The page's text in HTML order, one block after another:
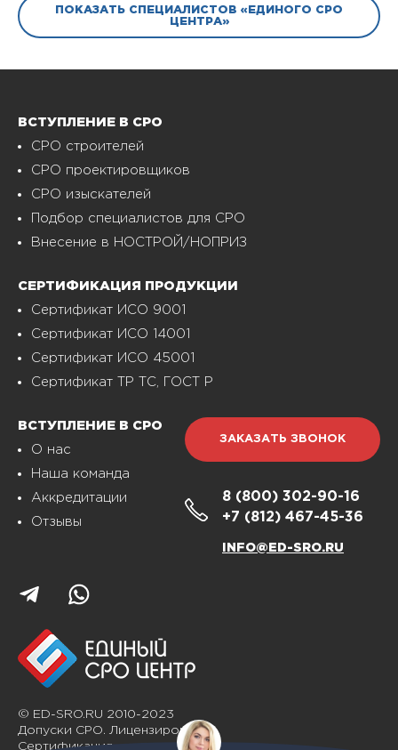
ПОКАЗАТЬ СПЕЦИАЛИСТОВ «ЕДИНОГО СРО
ЦЕНТРА»
ВСТУПЛЕНИЕ В СРО
СРО строителей
СРО проектировщиков
СРО изыскателей
Подбор специалистов для СРО
Внесение в НОСТРОЙ/НОПРИЗ
СЕРТИФИКАЦИЯ ПРОДУКЦИИ
Сертификат ИСО 9001
Сертификат ИСО 14001
Сертификат ИСО 45001
Сертификат ТР ТС, ГОСТ Р
ВСТУПЛЕНИЕ В СРО
О нас
Наша команда
Аккредитации
Отзывы
ЗАКАЗАТЬ ЗВОНОК
8 (800) 302-90-16
+7 (812) 467-45-36
INFO@ED-SRO.RU
© ED-SRO.RU 2010-2023
Допуски СРО. Лицензирование.
Сертификация